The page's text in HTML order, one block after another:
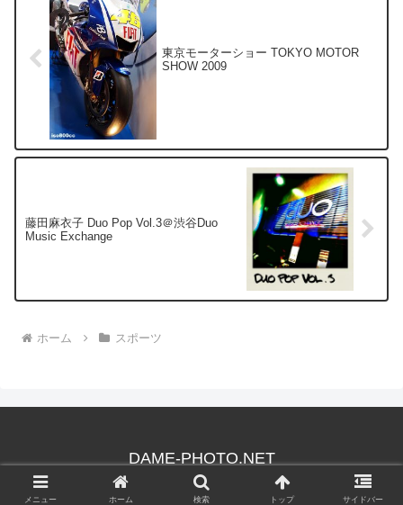
東京モーターショー TOKYO MOTOR
SHOW 2009
藤田麻衣子 Duo Pop Vol.3＠渋谷Duo
Music Exchange
ホーム スポーツ
DAME-PHOTO.NET
© 2003 DAME-PHOTO.NET.
メニュー ホーム 検索 トップ サイドバー